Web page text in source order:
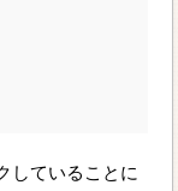
していることに